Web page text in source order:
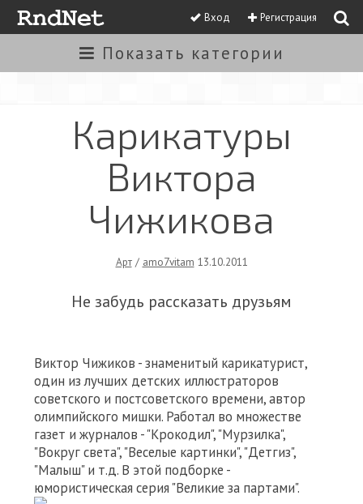
Вход Регистрация
Показать категории
Карикатуры
Виктора
Чижикова
Арт/ amo7vitam 13.10.2011
Не забудь рассказать друзьям
Виктор Чижиков - знаменитый карикатурист,
один из лучших детских иллюстраторов
советского и постсоветского времени, автор
олимпийского мишки. Работал во множестве
газет и журналов - "Крокодил", "Мурзилка",
"Вокруг света", "Веселые картинки", "Детгиз",
"Малыш" и т.д. В этой подборке -
юмористическая серия "Великие за партами".